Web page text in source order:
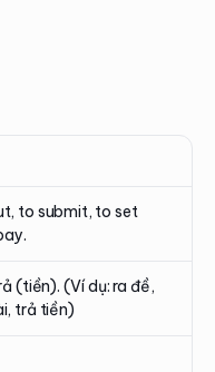
to submit, to set
(tiền). (Ví dụ: ra đề,
trả tiền)